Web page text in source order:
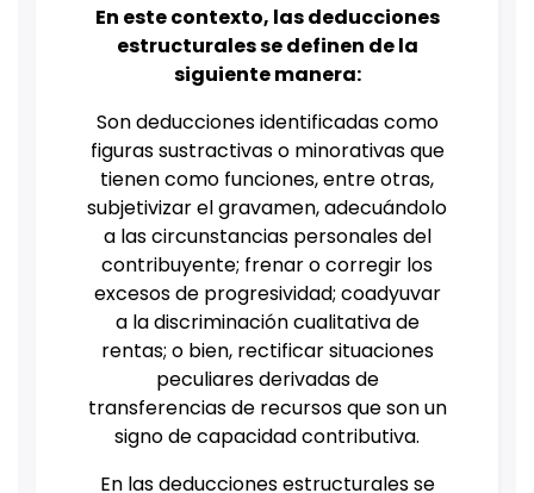
En este contexto, las deducciones
estructurales se definen de la
siguiente manera:
Son deducciones identificadas como
figuras sustractivas o minorativas que
tienen como funciones, entre otras,
subjetivizar el gravamen, adecuándolo
a las circunstancias personales del
contribuyente; frenar o corregir los
excesos de progresividad; coadyuvar
a la discriminación cualitativa de
rentas; o bien, rectificar situaciones
peculiares derivadas de
transferencias de recursos que son un
signo de capacidad contributiva.
En las deducciones estructurales se